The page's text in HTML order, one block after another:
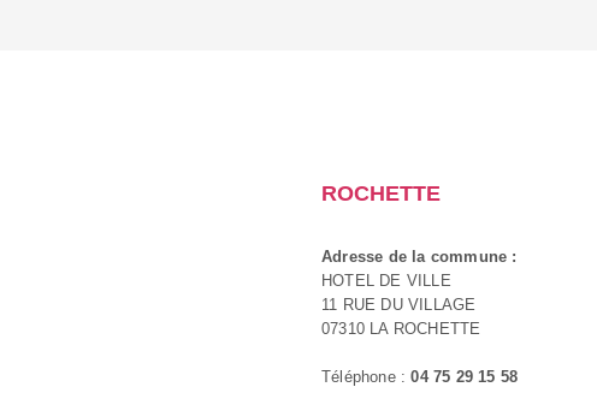
ROCHETTE
Adresse de la commune :
HOTEL DE VILLE
11 RUE DU VILLAGE
07310 LA ROCHETTE
Téléphone :04 75 29 15 58